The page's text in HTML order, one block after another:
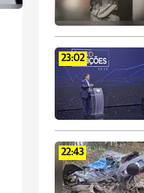
23:02
22:43